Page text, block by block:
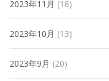
2023年11月 (16)
2023年10月 (13)
2023年9月 (20)